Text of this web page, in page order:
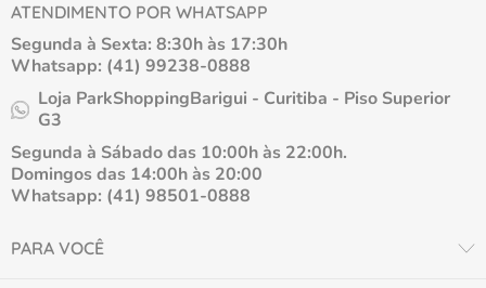
ATENDIMENTO POR WHATSAPP
Segunda à Sexta: 8:30h às 17:30h
Whatsapp: (41) 99238-0888
Loja ParkShoppingBarigui - Curitiba - Piso Superior
G3
Segunda à Sábado das 10:00h às 22:00h.
Domingos das 14:00h às 20:00
Whatsapp: (41) 98501-0888
PARA VOCÊ